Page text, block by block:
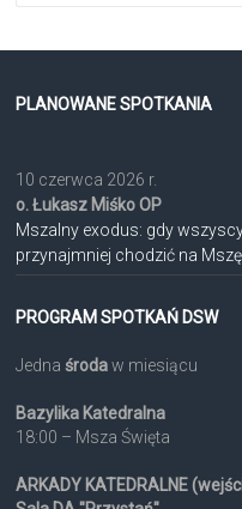
PLANOWANE SPOTKANIA
10 czerwca 2026 r.
o. Łukasz Miśko OP
Mszalny exodus: gdy
przynajmniej chodzić na Mszę
PROGRAM SPOTKAŃ DSW
Jednaśrodaw miesiącu
Bazylika Katedralna
18:00 – Msza Święta
ARKADY KATEDRALNE